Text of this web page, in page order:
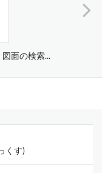
面の検索...
くす)